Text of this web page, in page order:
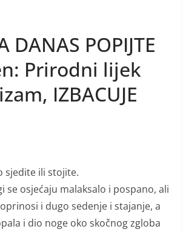
DANAS POPIJTE
Prirodni lijek
IZBACUJE
sjedite ili stojite.
se osjećaju malaksalo i pospano, ali
i dugo sedenje i stajanje, a
i dio noge oko skočnog zgloba